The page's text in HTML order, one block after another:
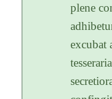
plene
excubat